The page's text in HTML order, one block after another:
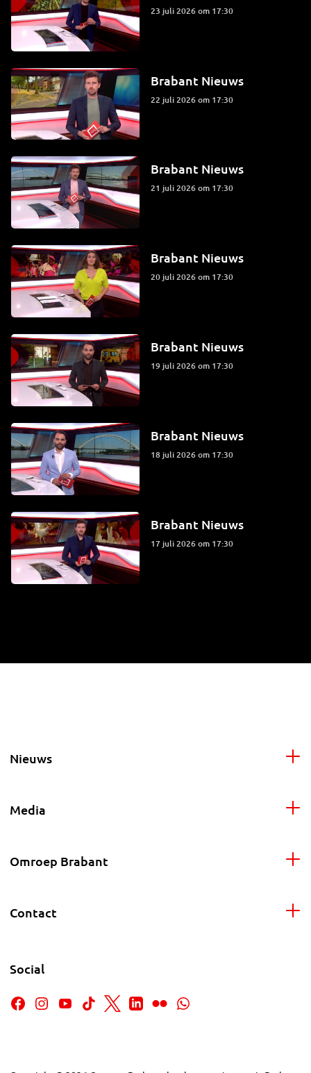
23 juli 2026 om 17:30
Brabant Nieuws
22 juli 2026 om 17:30
Brabant Nieuws
21 juli 2026 om 17:30
Brabant Nieuws
20 juli 2026 om 17:30
Brabant Nieuws
19 juli 2026 om 17:30
Brabant Nieuws
18 juli 2026 om 17:30
Brabant Nieuws
17 juli 2026 om 17:30
Nieuws
Media
Omroep Brabant
Contact
Social